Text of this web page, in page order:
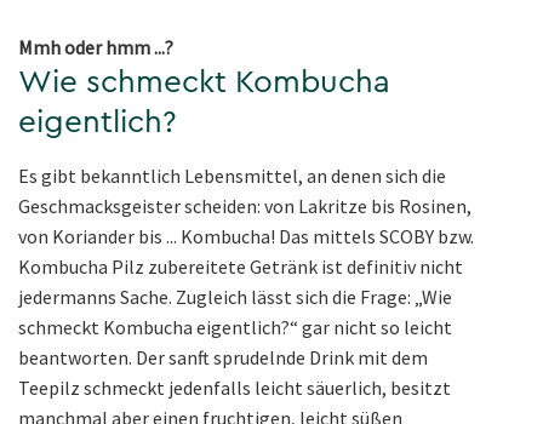
Mmh oder hmm ...?
Wie schmeckt Kombucha
eigentlich?
Es gibt bekanntlich Lebensmittel, an denen sich die
Geschmacksgeister scheiden: von Lakritze bis Rosinen,
von Koriander bis ... Kombucha! Das mittels SCOBY bzw.
Kombucha Pilz zubereitete Getränk ist definitiv nicht
jedermanns Sache. Zugleich lässt sich die Frage: „Wie
schmeckt Kombucha eigentlich?“ gar nicht so leicht
beantworten. Der sanft sprudelnde Drink mit dem
Teepilz schmeckt jedenfalls leicht säuerlich, besitzt
manchmal aber einen fruchtigen, leicht süßen